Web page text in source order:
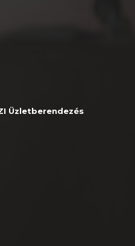
Üzletberendezés